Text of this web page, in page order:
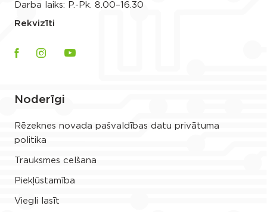
Darba laiks: P.-Pk. 8.00–16.30
Rekvizīti
Noderīgi
Rēzeknes novada pašvaldības datu privātuma
politika
Trauksmes celšana
Piekļūstamība
Viegli lasīt